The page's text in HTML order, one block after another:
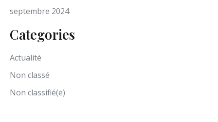
septembre 2024
Categories
Actualité
Non classé
Non classifié(e)